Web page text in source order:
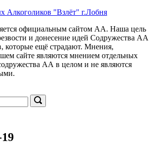
Алкоголиков "Взлёт" г.Лобня
официальным сайтом АА. Наша цель
и донесение идей Содружества АА
которые ещё страдают. Мнения,
сайте являются мнением отдельных
АА в целом и не являются
Поиск